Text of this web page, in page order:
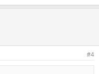
#4